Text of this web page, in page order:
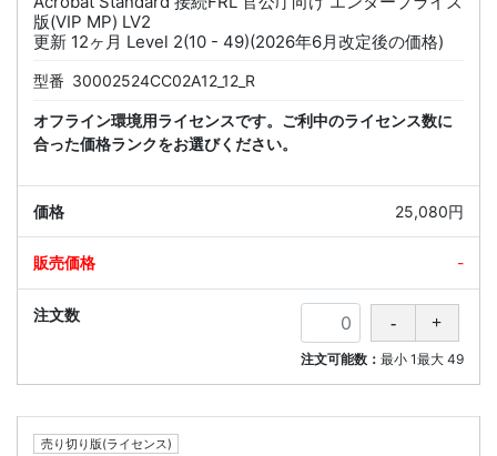
版(VIP MP) LV2
更新 12ヶ月 Level 2(10 - 49)(2026年6月改定後の価格)
型番 30002524CC02A12_12_R
オフライン環境用ライセンスです。ご利中のライセンス数に
合った価格ランクをお選びください。
25,080円
-
注文可能数： 最小 1最大 49
売り切り版(ライセンス)